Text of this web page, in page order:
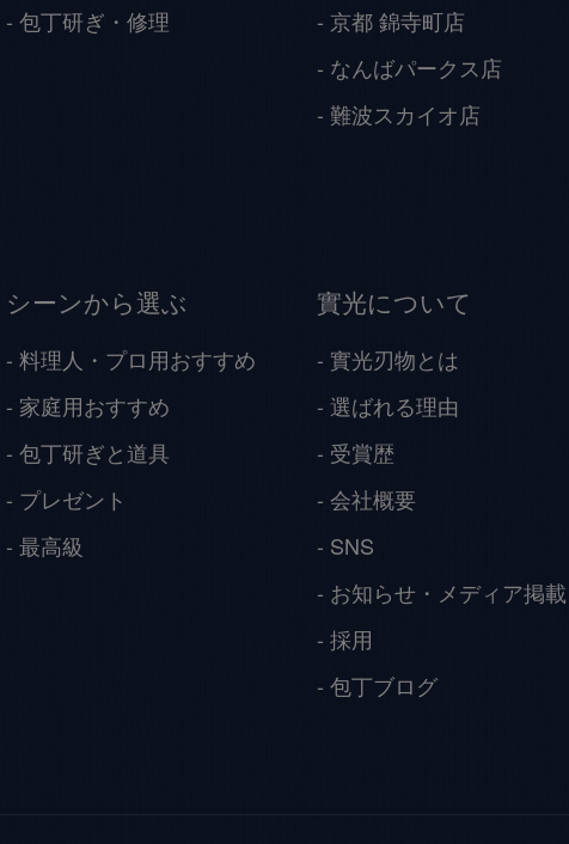
包丁研ぎ・修理
京都 錦寺町店
なんばパークス店
難波スカイオ店
シーンから選ぶ
料理人・プロ用おすすめ
家庭用おすすめ
包丁研ぎと道具
プレゼント
最高級
實光について
實光刃物とは
選ばれる理由
受賞歴
会社概要
SNS
お知らせ・メディア掲載
採用
包丁ブログ